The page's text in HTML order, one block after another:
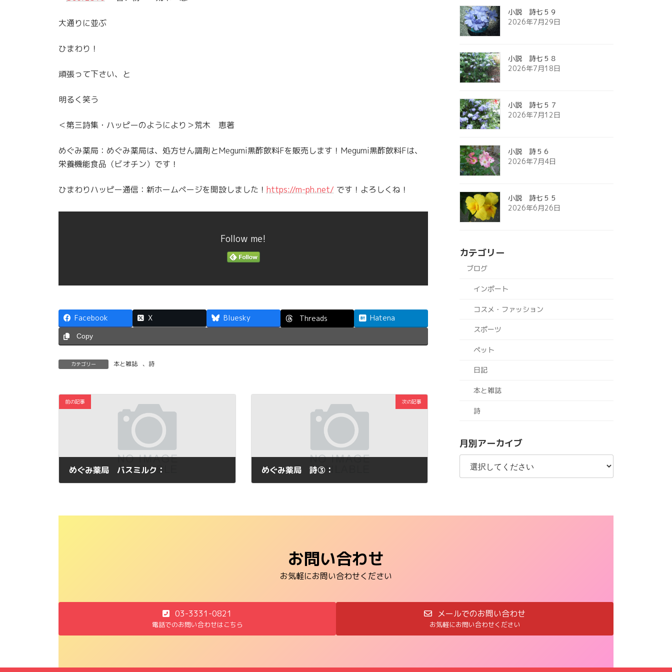
大通りに並ぶ
ひまわり！
頑張って下さい、と
明るく笑う
＜第三詩集・ハッピーのようにより＞荒木 恵著
めぐみ薬局：めぐみ薬局は、処方せん調剤とMegumi黒酢飲料Fを販売します！Megumi黒酢飲料Fは、
栄養機能食品（ビオチン）です！
ひまわりハッピー通信：新ホームページを開設しました！ https://m-ph.net/ です！よろしくね！
Follow me!
Facebook X Bluesky Threads Hatena
Copy
カテゴリー 本と雑誌 、 詩
前の記事
めぐみ薬局 バスミルク：
次の記事
めぐみ薬局 詩③：
小説 詩七５９
2026年7月29日
小説 詩七５８
2026年7月18日
小説 詩七５７
2026年7月12日
小説 詩５６
2026年7月4日
小説 詩七５５
2026年6月26日
カテゴリー
ブログ
インポート
コスメ・ファッション
スポーツ
ペット
日記
本と雑誌
詩
月別アーカイブ
お問い合わせ
お気軽にお問い合わせください
03-3331-0821
電話でのお問い合わせはこちら
メールでのお問い合わせ
お気軽にお問い合わせください